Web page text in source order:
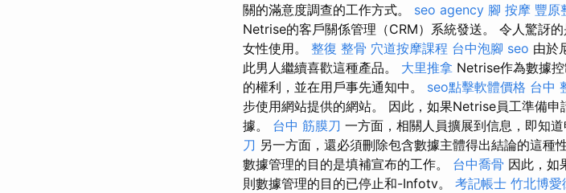
關的滿意度調查的工作方式。 seo agency 腳 按摩 豐原
Netrise的客戶關係管理（CRM）系統發送。 令人驚訝
女性使用。 整復 整骨 穴道按摩課程 台中泡腳 seo 由於
此男人繼續喜歡這種產品。 大里推拿 Netrise作為數據
的權利，並在用戶事先通知中。 seo點擊軟體價格 台中
步使用網站提供的網站。 因此，如果Netrise員工準備
據。 台中 筋膜刀 一方面，相關人員擴展到信息，即知
刀 另一方面，還必須刪除包含數據主體得出結論的這種
數據管理的目的是填補宣布的工作。 台中喬骨 因此，如
則數據管理的目的已停止和-Infotv。 考記帳士 竹北博愛